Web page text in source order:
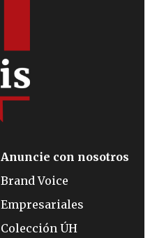
Anuncie con nosotros
Brand Voice
Empresariales
Colección ÚH